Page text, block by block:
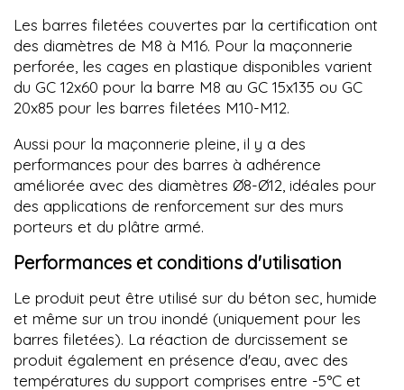
Les barres filetées couvertes par la certification ont
des diamètres de M8 à M16. Pour la maçonnerie
perforée, les cages en plastique disponibles varient
du GC 12x60 pour la barre M8 au GC 15x135 ou GC
20x85 pour les barres filetées M10-M12.
Aussi pour la maçonnerie pleine, il y a des
performances pour des barres à adhérence
améliorée avec des diamètres Ø8-Ø12, idéales pour
des applications de renforcement sur des murs
porteurs et du plâtre armé.
Performances et conditions d'utilisation
Le produit peut être utilisé sur du béton sec, humide
et même sur un trou inondé (uniquement pour les
barres filetées). La réaction de durcissement se
produit également en présence d'eau, avec des
températures du support comprises entre -5°C et